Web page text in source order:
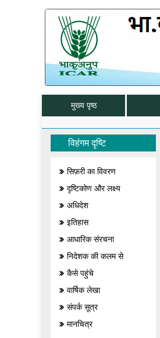
मुख्य पृष्ठ
विहंगम दृष्टि
सिफ़री का विवरण
दृष्टिकोण और लक्ष्य
अधिदेश
इतिहास
आधारिक संरचना
निदेशक की कलम से
कैसे पहुंचे
वार्षिक लेखा
संपर्क सूत्र
मानचित्र